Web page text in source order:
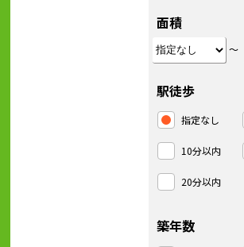
面積
～
駅徒歩
指定なし
10分以内
20分以内
築年数